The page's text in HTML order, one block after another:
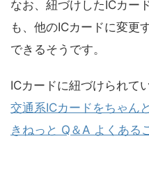
なお、紐づけしたICカー
も、他のICカードに変更
できるそうです。
ICカードに紐づけられて
交通系ICカードをちゃん
きねっと Q＆A よくある